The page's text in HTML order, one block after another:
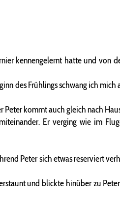
kennengelernt hatte und von
des Frühlings schwang ich
kommt auch gleich nach
Er verging wie im
Peter sich etwas reserviert
und blickte hinüber zu